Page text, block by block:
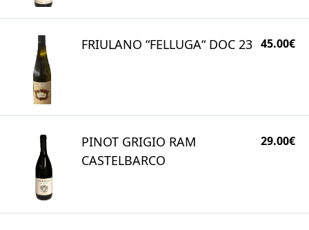
FRIULANO “FELLUGA“ DOC 23 45.00€
PINOT GRIGIO RAM
CASTELBARCO
29.00€